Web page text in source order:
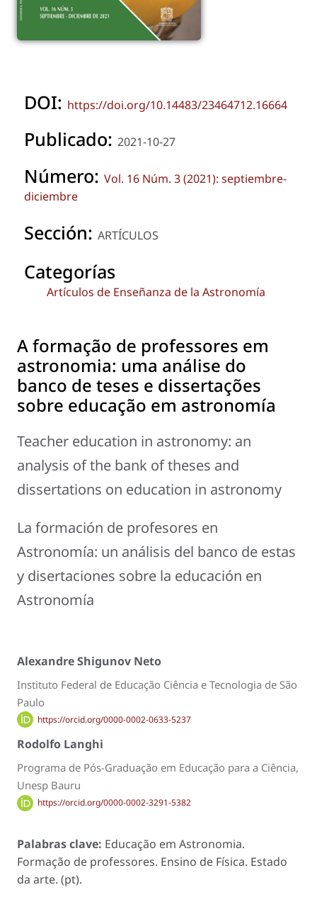
DOI: https://doi.org/10.14483/23464712.16664
Publicado: 2021-10-27
Número: Vol. 16 Núm. 3 (2021): septiembre-
diciembre
Sección: ARTÍCULOS
Categorías
Artículos de Enseñanza de la Astronomía
A formação de professores em
astronomia: uma análise do
banco de teses e dissertações
sobre educação em astronomía
Teacher education in astronomy: an
analysis of the bank of theses and
dissertations on education in astronomy
La formación de profesores en
Astronomía: un análisis del banco de estas
y disertaciones sobre la educación en
Astronomía
Alexandre Shigunov Neto
Instituto Federal de Educação Ciência e Tecnologia de São
Paulo
https://orcid.org/0000-0002-0633-5237
Rodolfo Langhi
Programa de Pós-Graduação em Educação para a Ciência,
Unesp Bauru
https://orcid.org/0000-0002-3291-5382
Palabras clave: Educação em Astronomia.
Formação de professores. Ensino de Física. Estado
da arte. (pt).